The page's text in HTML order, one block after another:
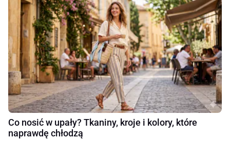
Co nosić w upały? Tkaniny, kroje i kolory, które
naprawdę chłodzą